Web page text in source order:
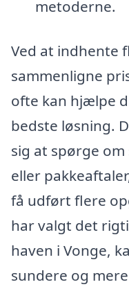
metoderne.
Ved at indhente
sammenligne
ofte kan hjælpe
bedste løsning.
sig at spørge
eller
få udført flere
har valgt det
haven i Vonge,
sundere og